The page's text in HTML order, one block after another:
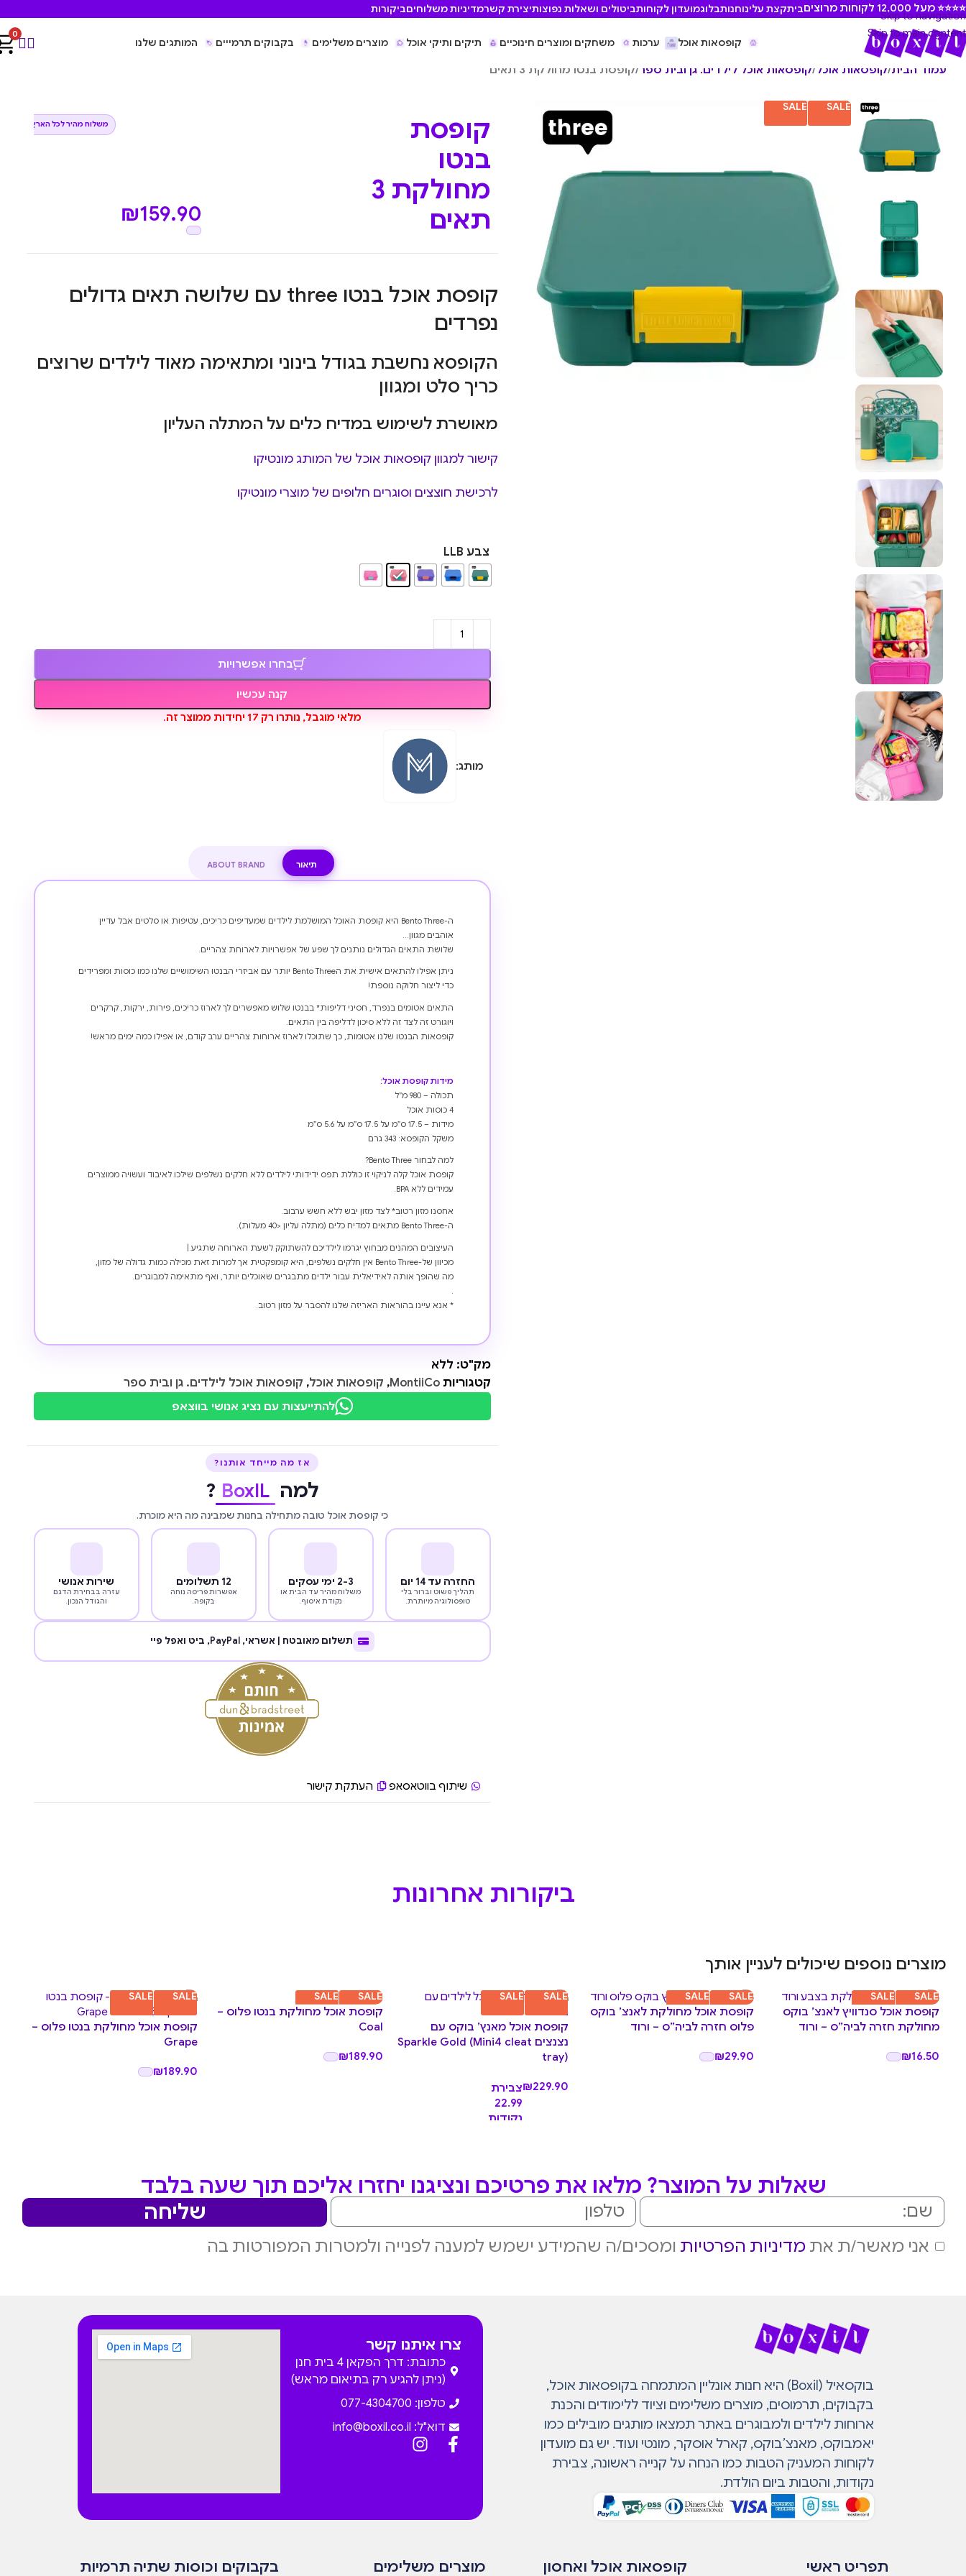
Skip to navigation
Skip to main content
מעל 12,000 לקוחות מרוצים ביתקצת עלינוחנותבלוגמועדון לקוחותביטולים ושאלות נפוצותיצירת קשרמדיניות משלוחיםביקורות
קופסאות אוכל ערכות משחקים ומוצרים חינוכיים תיקים ותיקי אוכל מוצרים משלימים בקבוקים תרמייים המותגים שלנו
0
עמוד הבית/קופסאות אוכל /קופסאות אוכל לילדים. גן ובית ספר /קופסת בנטו מחולקת 3 תאים
SALE
SALE
קופסת
בנטו
מחולקת 3
תאים
₪159.90
משלוח מהיר לכל הארץ
קופסת אוכל בנטו three עם שלושה תאים גדולים
נפרדים
הקופסא נחשבת בגודל בינוני ומתאימה מאוד לילדים שרוצים
כריך סלט ומגוון
מאושרת לשימוש במדיח כלים על המתלה העליון
קישור למגוון קופסאות אוכל של המותג מונטיקו
לרכישת חוצצים וסוגרים חלופים של מוצרי מונטיקו
צבע LLB
בחרו אפשרויות
קנה עכשיו
מלאי מוגבל, נותרו רק 17 יחידות ממוצר זה.
מותג:
תיאור ABOUT BRAND
ה-Bento Three היא קופסת האוכל המושלמת לילדים שמעדיפים כריכים, עטיפות או סלטים אבל עדיין
אוהבים מגוון…
שלושת התאים הגדולים נותנים לך שפע של אפשרויות לארוחת צהריים.
ניתן אפילו להתאים אישית את הBento Three יותר עם אביזרי הבנטו השימושיים שלנו כמו כוסות ומפרידים
כדי ליצור חלוקה נוספת!
התאים אטומים בנפרד, חסיני דליפות* בבנטו שלוש מאפשרים לך לארוז כריכים, פירות, ירקות, קרקרים
ויוגורט זה לצד זה ללא סיכון לדליפה בין התאים.
קופסאות הבנטו שלנו אטומות, כך שתוכלו לארוז ארוחות צהריים ערב קודם, או אפילו כמה ימים מראש!
מידות קופסת אוכל:
תכולה – 980 מ”ל
4 כוסות אוכל
מידות – 17.5 ס”מ על 17.5 ס”מ על 5.6 ס”מ
משקל הקופסא: 343 גרם
למה לבחור Bento Three?
קופסת אוכל קלה לניקוי זו כוללת תפס ידידותי לילדים ללא חלקים נשלפים שילכו לאיבוד ועשויה ממוצרים
עמידים ללא BPA.
אחסנו מזון רטוב* לצד מזון יבש ללא חשש ערבוב.
ה-Bento Three מתאים למדיח כלים (מתלה עליון <40 מעלות).
העיצובים המהנים מבחוץ יגרמו לילדיכם להשתוקק לשעת הארוחה שתגיע.|
מכיוון של-Bento Three אין חלקים נשלפים, היא קומפקטית אך למרות זאת מכילה כמות גדולה של מזון,
מה שהופך אותה לאידיאלית עבור ילדים מתבגרים שאוכלים יותר, ואף מתאימה למבוגרים.
.
* אנא עיינו בהוראות האריזה שלנו להסבר על מזון רטוב.
מק"ט: ללא
קטגוריות MontiiCo
, קופסאות אוכל, קופסאות אוכל לילדים. גן ובית ספר
להתייעצות עם נציג אנושי בווצאפ
אז מה מייחד אותנו?
למה BoxIL
?
כי קופסת אוכל טובה מתחילה בחנות שמבינה מה היא מוכרת.
החזרה עד 14 יום
תהליך פשוט וברור בלי
טופסולוגיה מיותרת.
2-3 ימי עסקים
משלוח מהיר עד הבית או
נקודת איסוף.
12 תשלומים
אפשרות פריסה נוחה
בקופה.
שירות אנושי
עזרה בבחירת הדגם
והגודל הנכון.
תשלום מאובטח | אשראי, PayPal, ביט ואפל פיי
שיתוף בווטאסאפ העתקת קישור
ביקורות אחרונות
מוצרים נוספים שיכולים לעניין אותך
SALE
SALE
קופסת אוכל סנדוויץ לאנצ’ בוקס
מחולקת חזרה לביה”ס – ורוד
₪16.50
SALE
SALE
קופסת אוכל מחולקת לאנצ’ בוקס
פלוס חזרה לביה”ס – ורוד
₪29.90
SALE
SALE
קופסת אוכל מאנץ’ בוקס עם
נצנצים Sparkle Gold (Mini4 cleat
tray)
₪229.90
צבירת
22.99
נקודות
SALE
SALE
קופסת אוכל מחולקת בנטו פלוס –
Coal
₪189.90
SALE
SALE
קופסת אוכל מחולקת בנטו פלוס –
Grape
₪189.90
שאלות על המוצר? מלאו את פרטיכם ונציגנו יחזרו אליכם תוך שעה בלבד
אני מאשר/ת את מדיניות הפרטיות ומסכים/ה שהמידע ישמש למענה לפנייה ולמטרות המפורטות בה
שליחה
בוקסאיל (Boxil) היא חנות אונליין המתמחה בקופסאות אוכל,
בקבוקים, תרמוסים, מוצרים משלימים וציוד ללימודים והכנת
ארוחות לילדים ולמבוגרים באתר תמצאו מותגים מובילים כמו
יאמבוקס, מאנצ’בוקס, קארל אוסקר, מונטי ועוד. יש גם מועדון
לקוחות המעניק הטבות כמו הנחה על קנייה ראשונה, צבירת
נקודות, והטבות ביום הולדת.
צרו איתנו קשר
כתובת: דרך הפקאן 4 בית חנן
(ניתן להגיע רק בתיאום מראש)
טלפון: 077-4304700
דוא"ל: info@boxil.co.il
תפריט ראשי קופסאות אוכל ואחסון מוצרים משלימים בקבוקים וכוסות שתיה תרמיות